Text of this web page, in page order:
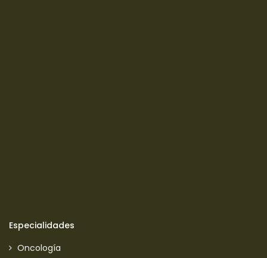
Especialidades
Oncología